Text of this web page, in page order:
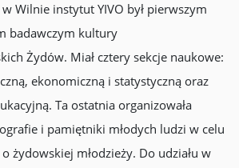
Wilnie instytut YIVO był pierwszym
badawczym kultury
Żydów. Miał cztery sekcje naukowe:
ekonomiczną i statystyczną oraz
Ta ostatnia organizowała
i pamiętniki młodych ludzi w celu
żydowskiej młodzieży. Do udziału w